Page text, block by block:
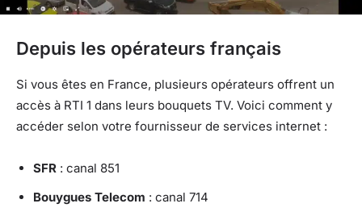
Depuis les opérateurs français
Si vous êtes en France, plusieurs opérateurs offrent un
accès à RTI 1 dans leurs bouquets TV. Voici comment y
accéder selon votre fournisseur de services internet :
SFR : canal 851
Bouygues Telecom : canal 714